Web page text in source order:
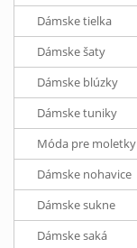
Dámske tielka
Dámske šaty
Dámske blúzky
Dámske tuniky
Móda pre moletky
Dámske nohavice
Dámske sukne
Dámske saká